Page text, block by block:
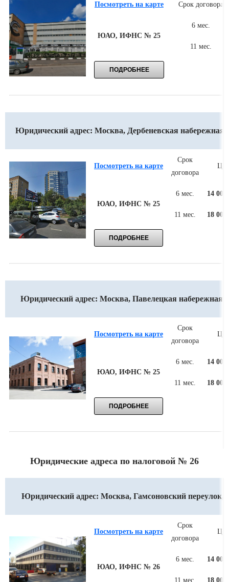
Посмотреть на карте Срок договора
ЮАО, ИФНС № 25
6 мес.
11 мес.
Юридический адрес: Москва, Дербеневская набережная,
Посмотреть на карте
Срок
договора
ЮАО, ИФНС № 25
6 мес. 14
11 мес. 18
Юридический адрес: Москва, Павелецкая набережная,
Посмотреть на карте
Срок
договора
ЮАО, ИФНС № 25
6 мес. 14
11 мес. 18
Юридические адреса по налоговой № 26
Юридический адрес: Москва, Гамсоновский переулок,
Посмотреть на карте
Срок
договора
ЮАО, ИФНС № 26
6 мес. 14
11 мес. 18